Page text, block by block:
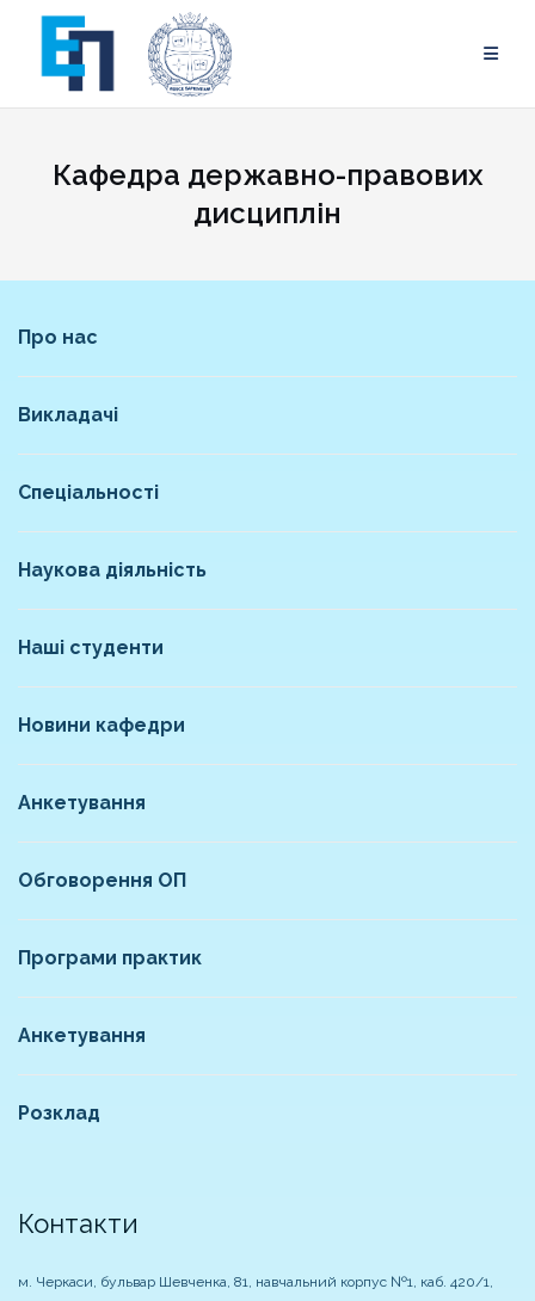
content
Кафедра державно-правових
дисциплін
Про нас
Викладачі
Спеціальності
Наукова діяльність
Наші студенти
Новини кафедри
Анкетування
Обговорення ОП
Програми практик
Анкетування
Розклад
Контакти
м. Черкаси, бульвар Шевченка, 81, навчальний корпус №1, каб. 420/1,